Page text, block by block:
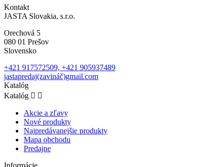
Kontakt
JASTA Slovakia, s.r.o.
Orechová 5
080 01 Prešov
Slovensko
+421 917572509, +421 905937489
jastapredaj(zavináč)gmail.com
Katalóg
Katalóg  
Akcie a zľavy
Nové produkty
Najpredávanejšie produkty
Mapa obchodu
Predajne